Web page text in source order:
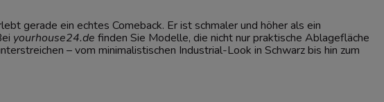
gerade ein echtes Comeback. Er ist schmaler und höher als ein
yourhouse24.de finden Sie Modelle, die nicht nur praktische Ablagefläche
– vom minimalistischen Industrial-Look in Schwarz bis hin zum